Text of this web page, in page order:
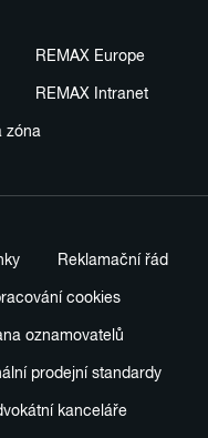
REMAX Europe
REMAX Intranet
zóna
Reklamační řád
cookies
oznamovatelů
prodejní standardy
kanceláře